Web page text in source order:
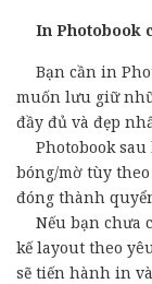
In Photobook
Bạn cần in
muốn lưu giữ
đầy đủ và đẹp
Photobook sau
bóng/mờ tùy
đóng thành
Nếu bạn chưa
kế layout theo
sẽ tiến hành in